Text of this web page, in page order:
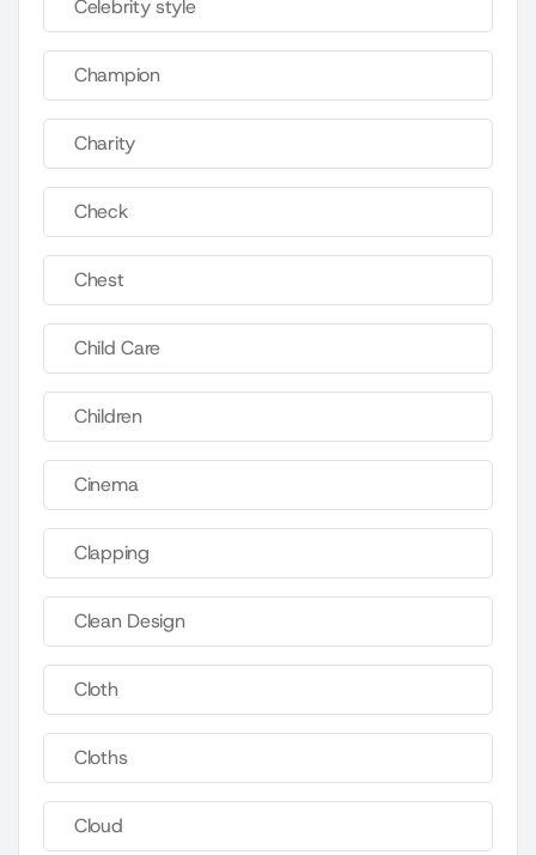
Celebrity style
Champion
Charity
Check
Chest
Child Care
Children
Cinema
Clapping
Clean Design
Cloth
Cloths
Cloud